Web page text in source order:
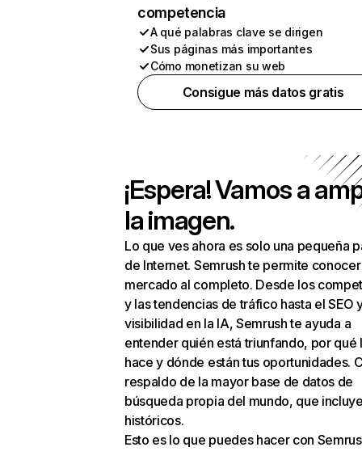
competencia
A qué palabras clave se dirigen
Sus páginas más importantes
Cómo monetizan su web
Consigue más datos gratis
¡Espera! Vamos a
la imagen.
Lo que ves ahora es solo una pequeña
de Internet. Semrush te permite
mercado al completo. Desde los
y las tendencias de tráfico hasta el SEO
visibilidad en la IA, Semrush te ayuda a
entender quién está triunfando, por qué
hace y dónde están tus oportunidades.
respaldo de la mayor base de datos de
búsqueda propia del mundo, que
históricos.
Esto es lo que puedes hacer con